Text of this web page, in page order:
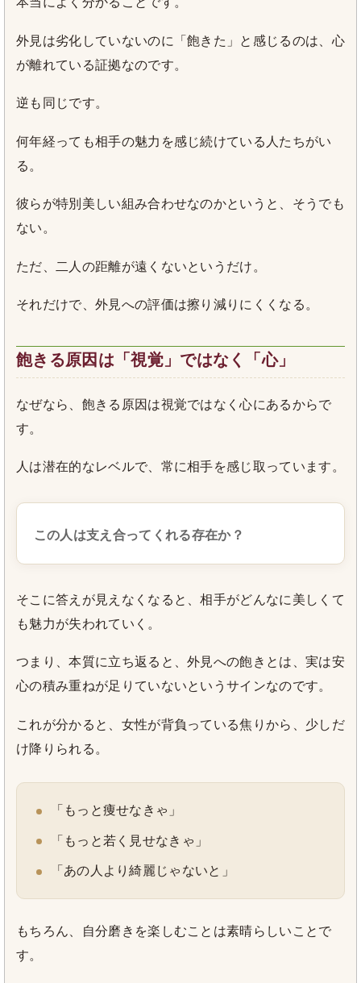
外見は劣化していないのに「飽きた」と感じるのは、心
が離れている証拠なのです。
逆も同じです。
何年経っても相手の魅力を感じ続けている人たちがい
る。
彼らが特別美しい組み合わせなのかというと、そうでも
ない。
ただ、二人の距離が遠くないというだけ。
それだけで、外見への評価は擦り減りにくくなる。
飽きる原因は「視覚」ではなく「心」
なぜなら、飽きる原因は視覚ではなく心にあるからで
す。
人は潜在的なレベルで、常に相手を感じ取っています。
この人は支え合ってくれる存在か？
そこに答えが見えなくなると、相手がどんなに美しくて
も魅力が失われていく。
つまり、本質に立ち返ると、外見への飽きとは、実は安
心の積み重ねが足りていないというサインなのです。
これが分かると、女性が背負っている焦りから、少しだ
け降りられる。
「もっと痩せなきゃ」
「もっと若く見せなきゃ」
「あの人より綺麗じゃないと」
もちろん、自分磨きを楽しむことは素晴らしいことで
す。